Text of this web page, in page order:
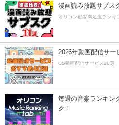
漫画読み放題サブス
オリコン顧客満足度ランキ
2026年動画配信サー
CS動画配信サービス20選
毎週の音楽ランキン
ク！